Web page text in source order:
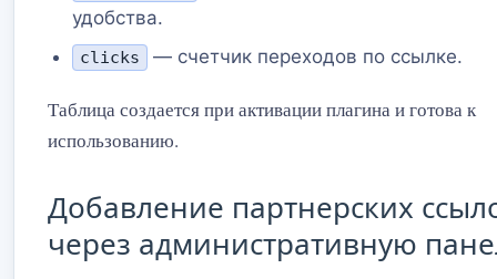
удобства.
clicks — счетчик переходов по ссылке.
Таблица создается при активации плагина и готова к
использованию.
Добавление партнерских
через административную